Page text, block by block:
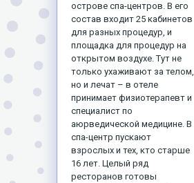
острове спа-центров. В его
состав входит 25 кабинетов
для разных процедур, и
площадка для процедур на
открытом воздухе. Тут не
только ухаживают за телом,
но и лечат – в отеле
принимает физиотерапевт и
специалист по
аюрведической медицине. В
спа-центр пускают
взрослых и тех, кто старше
16 лет. Целый ряд
ресторанов готовы